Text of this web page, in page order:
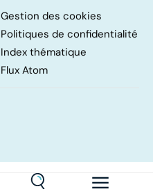
Gestion des cookies
Politiques de confidentialité
Index thématique
Flux Atom